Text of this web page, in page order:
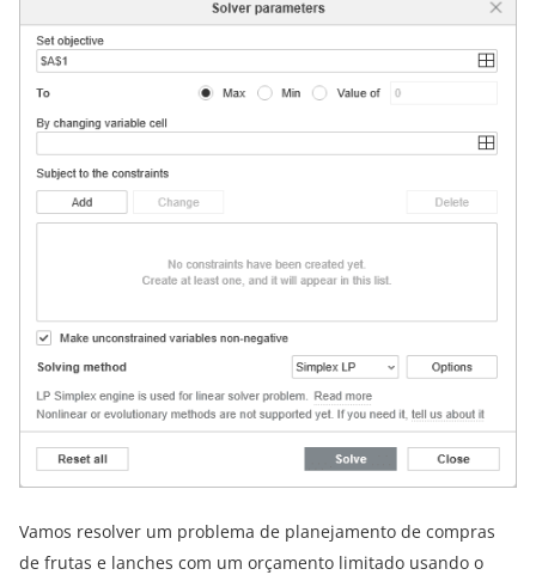
Vamos resolver um problema de planejamento de compras
de frutas e lanches com um orçamento limitado usando o